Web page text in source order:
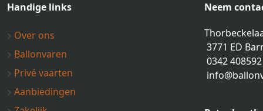
Handige links
Over ons
Ballonvaren
Privé vaarten
Aanbiedingen
Neem
3771 ED
0342 408592